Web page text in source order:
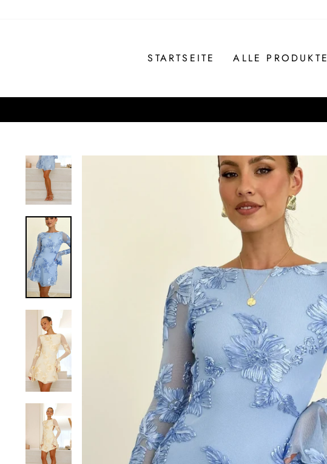
STARTSEITE ALLE PRODUKTE